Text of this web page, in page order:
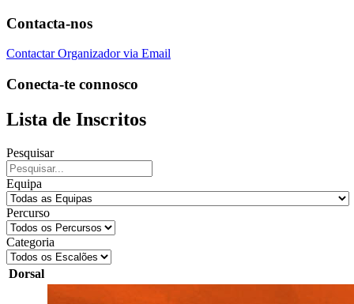
Contacta-nos
Contactar Organizador via Email
Conecta-te connosco
Lista de Inscritos
Pesquisar
Equipa
Percurso
Categoria
Dorsal